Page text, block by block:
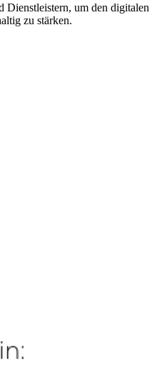
Dienstleistern, um den digitalen
zu stärken.